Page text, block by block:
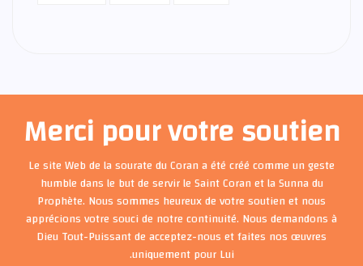
Merci pour votre soutien
Le site Web de la sourate du Coran a été créé comme un geste
humble dans le but de servir le Saint Coran et la Sunna du
Prophète. Nous sommes heureux de votre soutien et nous
apprécions votre souci de notre continuité. Nous demandons à
Dieu Tout-Puissant de acceptez-nous et faites nos œuvres
uniquement pour Lui.